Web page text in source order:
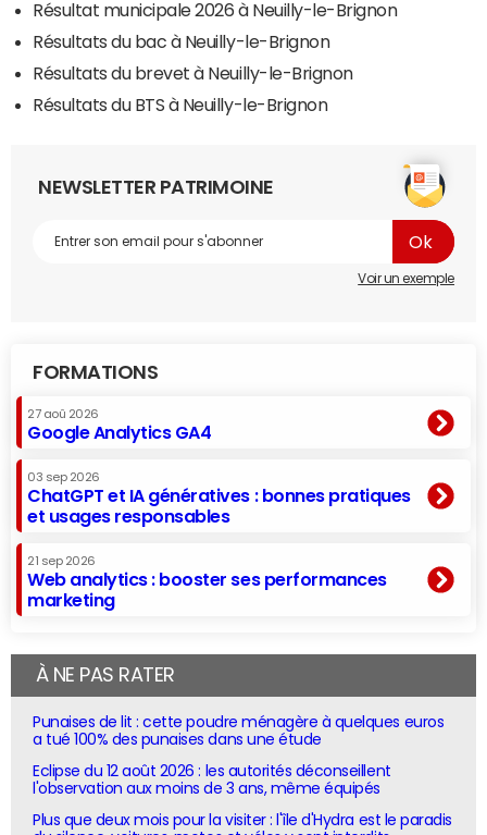
Résultat municipale 2026 à Neuilly-le-Brignon
Résultats du bac à Neuilly-le-Brignon
Résultats du brevet à Neuilly-le-Brignon
Résultats du BTS à Neuilly-le-Brignon
NEWSLETTER PATRIMOINE
Voir un exemple
FORMATIONS
27 aoû 2026
Google Analytics GA4
03 sep 2026
ChatGPT et IA génératives : bonnes pratiques
et usages responsables
21 sep 2026
Web analytics : booster ses performances
marketing
À NE PAS RATER
Punaises de lit : cette poudre ménagère à quelques euros
a tué 100% des punaises dans une étude
Eclipse du 12 août 2026 : les autorités déconseillent
l'observation aux moins de 3 ans, même équipés
Plus que deux mois pour la visiter : l'île d'Hydra est le paradis